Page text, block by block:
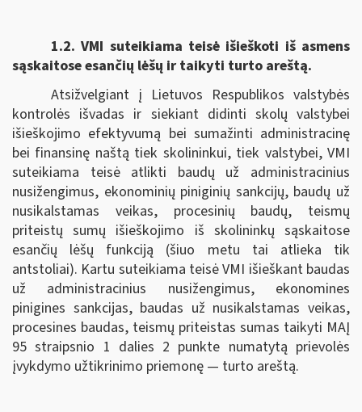
1.2. VMI suteikiama teisė išieškoti iš asmens
sąskaitose esančių lėšų ir taikyti turto areštą.
Atsižvelgiant į Lietuvos Respublikos valstybės
kontrolės išvadas ir siekiant didinti skolų valstybei
išieškojimo efektyvumą bei sumažinti administracinę
bei finansinę naštą tiek skolininkui, tiek valstybei, VMI
suteikiama teisė atlikti baudų už administracinius
nusižengimus, ekonominių piniginių sankcijų, baudų už
nusikalstamas veikas, procesinių baudų, teismų
priteistų sumų išieškojimo iš skolininkų sąskaitose
esančių lėšų funkciją (šiuo metu tai atlieka tik
antstoliai). Kartu suteikiama teisė VMI išieškant baudas
už administracinius nusižengimus, ekonomines
pinigines sankcijas, baudas už nusikalstamas veikas,
procesines baudas, teismų priteistas sumas taikyti MAĮ
95 straipsnio 1 dalies 2 punkte numatytą prievolės
įvykdymo užtikrinimo priemonę — turto areštą.